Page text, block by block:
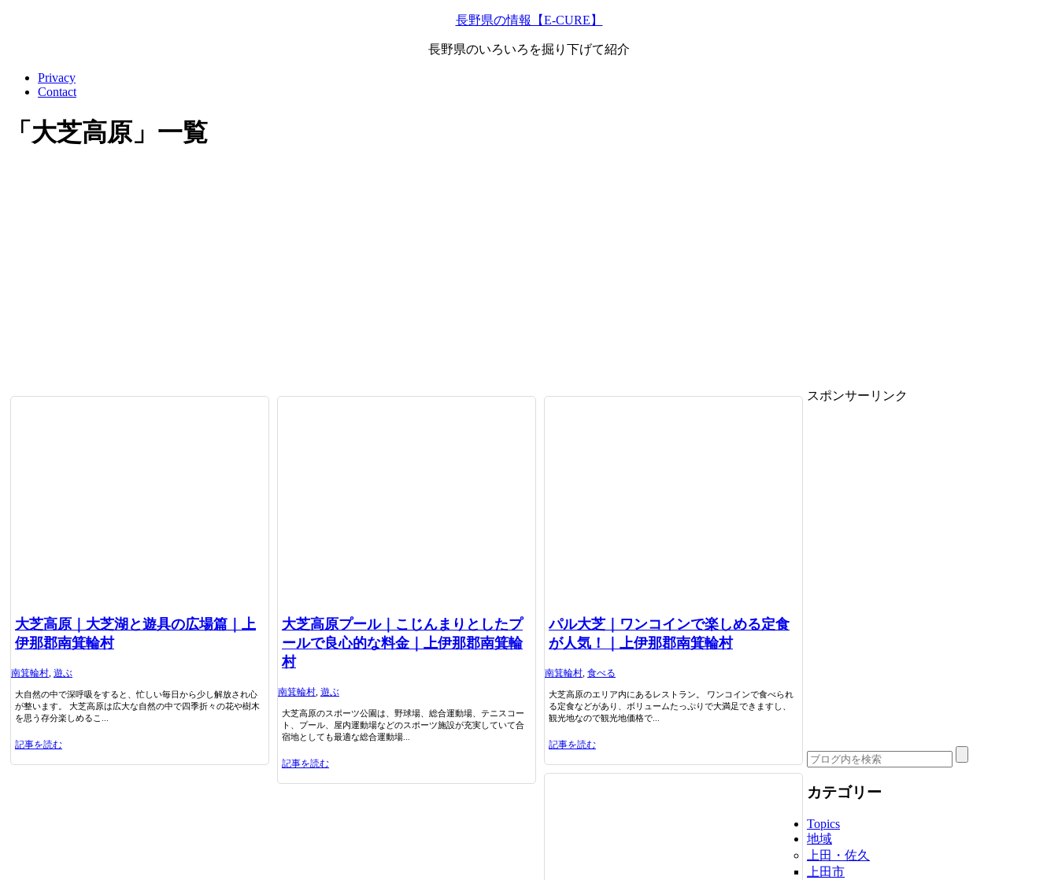
長野県の情報【E-CURE】
長野県のいろいろを掘り下げて紹介
Privacy
Contact
「 大芝高原」 一覧
大芝高原｜大芝湖と遊具の広場篇｜上
伊那郡南箕輪村
南箕輪村, 遊ぶ
大自然の中で深呼吸をすると、忙しい毎日から少し解放され心
が整います。 大芝高原は広大な自然の中で四季折々の花や樹木
を思う存分楽しめるこ...
記事を読む
大芝高原プール｜こじんまりとしたプ
ールで良心的な料金｜上伊那郡南箕輪
村
南箕輪村, 遊ぶ
大芝高原のスポーツ公園は、野球場、総合運動場、テニスコー
ト、プール、屋内運動場などのスポーツ施設が充実していて合
宿地としても最適な総合運動場...
記事を読む
パル大芝｜ワンコインで楽しめる定食
が人気！｜上伊那郡南箕輪村
南箕輪村, 食べる
大芝高原のエリア内にあるレストラン。 ワンコインで食べられ
る定食などがあり、ボリュームたっぷりで大満足できますし、
観光地なので観光地価格で...
記事を読む
スポンサーリンク
カテゴリー
Topics
地域
上田・佐久
上田市